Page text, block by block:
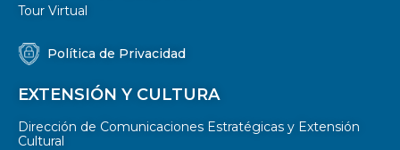
Tour Virtual
Política de Privacidad
EXTENSIÓN Y CULTURA
Dirección de Comunicaciones Estratégicas y Extensión
Cultural